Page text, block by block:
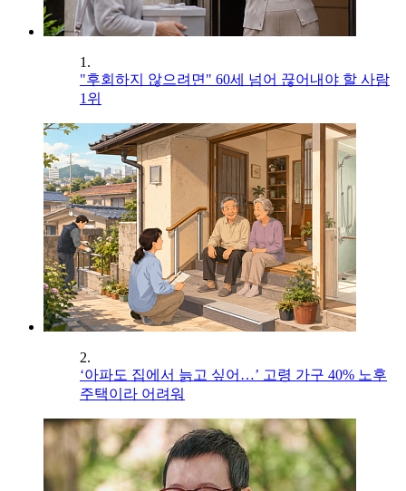
1.
"후회하지 않으려면" 60세 넘어 끊어내야 할 사람
1위
2.
‘아파도 집에서 늙고 싶어…’ 고령 가구 40% 노후
주택이라 어려워